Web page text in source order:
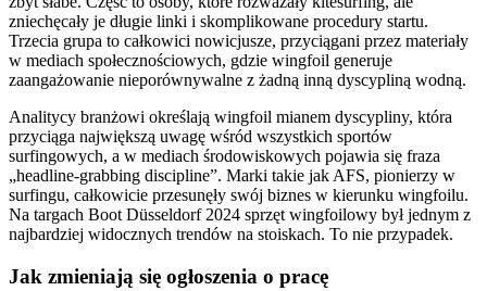
zniechęcały je długie linki i skomplikowane procedury startu.
Trzecia grupa to całkowici nowicjusze, przyciągani przez materiały
w mediach społecznościowych, gdzie wingfoil generuje
zaangażowanie nieporównywalne z żadną inną dyscypliną wodną.
Analitycy branżowi określają wingfoil mianem dyscypliny, która
przyciąga największą uwagę wśród wszystkich sportów
surfingowych, a w mediach środowiskowych pojawia się fraza
„headline-grabbing discipline”. Marki takie jak AFS, pionierzy w
surfingu, całkowicie przesunęły swój biznes w kierunku wingfoilu.
Na targach Boot Düsseldorf 2024 sprzęt wingfoilowy był jednym z
najbardziej widocznych trendów na stoiskach. To nie przypadek.
Jak zmieniają się ogłoszenia o pracę